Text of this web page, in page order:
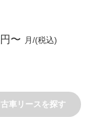
円〜 月/(税込)
車リースを探す